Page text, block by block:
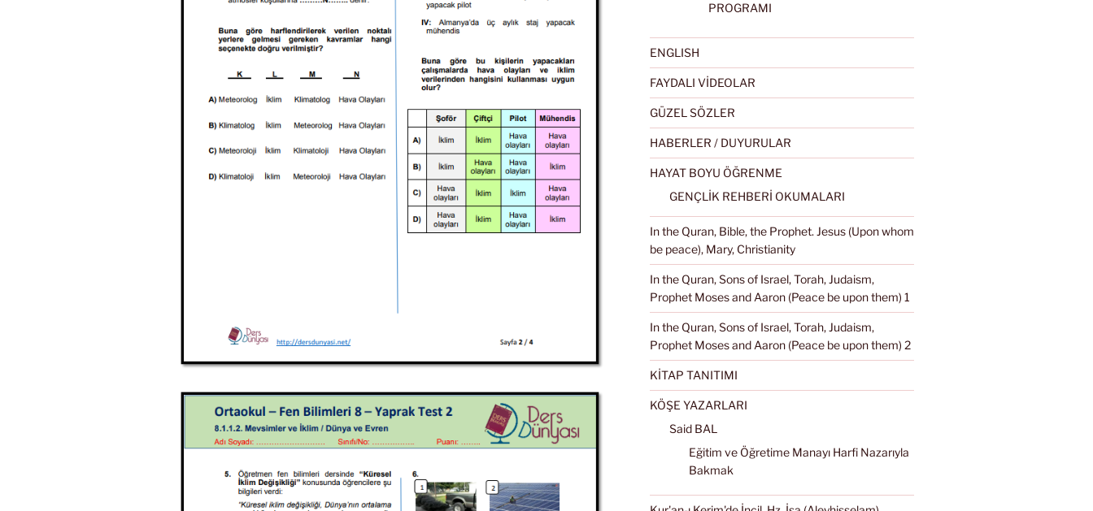
PROGRAMI
ENGLISH
FAYDALI VİDEOLAR
GÜZEL SÖZLER
HABERLER / DUYURULAR
HAYAT BOYU ÖĞRENME
GENÇLİK REHBERİ OKUMALARI
In the Quran, Bible, the Prophet. Jesus (Upon whom
be peace), Mary, Christianity
In the Quran, Sons of Israel, Torah, Judaism,
Prophet Moses and Aaron (Peace be upon them) 1
In the Quran, Sons of Israel, Torah, Judaism,
Prophet Moses and Aaron (Peace be upon them) 2
KİTAP TANITIMI
KÖŞE YAZARLARI
Said BAL
Eğitim ve Öğretime Manayı Harfi Nazarıyla
Bakmak